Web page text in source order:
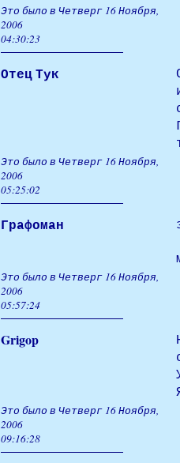
Это было в Четверг 16 Ноября,
2006
04:30:23
Отец Тук
Это было в Четверг 16 Ноября,
2006
05:25:02
Графоман
Это было в Четверг 16 Ноября,
2006
05:57:24
Grigop
Это было в Четверг 16 Ноября,
2006
09:16:28